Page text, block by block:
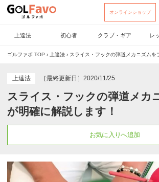
オンラインショップ
上達法 初心者 クラブ・ギア レ
ゴルファボ TOP › 上達法 › スライス・フックの弾道メカニズムを
上達法 ［最終更新日］2020/11/25
スライス・フックの弾道メカ
が明確に解説します！
お気に入りへ追加